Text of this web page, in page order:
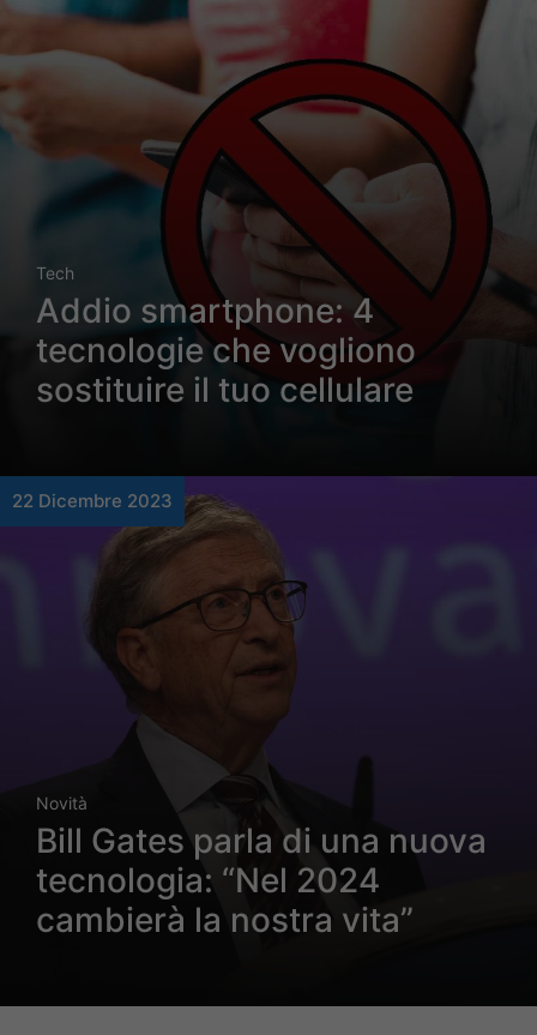
Tech
Addio smartphone: 4
tecnologie che vogliono
sostituire il tuo cellulare
22 Dicembre 2023
Novità
Bill Gates parla di una nuova
tecnologia: “Nel 2024
cambierà la nostra vita”